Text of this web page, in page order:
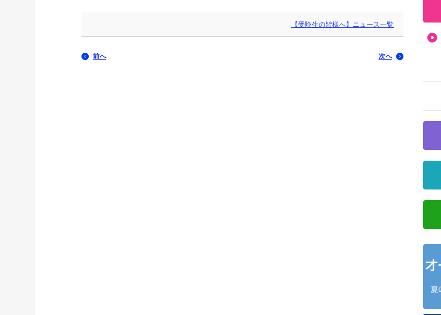
【受験生の皆様へ】ニュース一覧
前へ 次へ